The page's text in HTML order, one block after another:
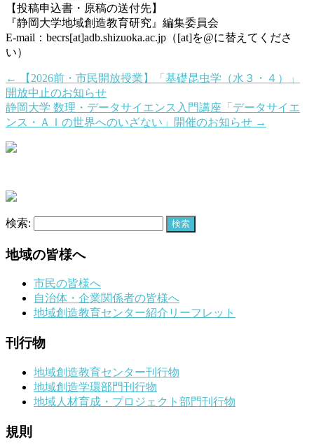
【投稿申込書・原稿の送付先】
『静岡大学地域創造教育研究』編集委員会
E-mail：becrs[at]adb.shizuoka.ac.jp（[at]を@に替えてくださ
い）
←
【2026前・市民開放授業】「基礎昆虫学（水３・４）」
開放中止のお知らせ
静岡大学 数理・データサイエンス入門講座「データサイエ
ンス・ＡＩの世界へのいざない」開催のお知らせ →
検索:
地域の皆様へ
市民の皆様へ
自治体・企業関係者の皆様へ
地域創造教育センター紹介リーフレット
刊行物
地域創造教育センター刊行物
地域創造学環部門刊行物
地域人材育成・プロジェクト部門刊行物
規則